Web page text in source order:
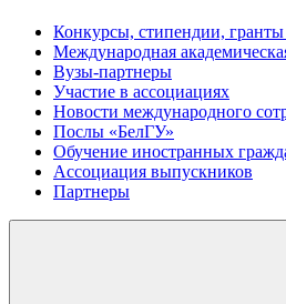
Конкурсы, стипендии,
Международная
Вузы-партнеры
Участие в ассоциациях
Новости международного
Послы «БелГУ»
Обучение иностранных
Ассоциация выпускников
Партнеры